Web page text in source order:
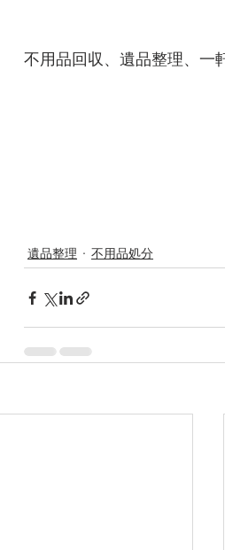
不用品回収、遺品整理、一
遺品整理 不用品処分